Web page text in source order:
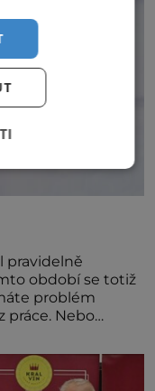
pravidelně
období se totiž
problém
práce. Nebo
s věkem jako
Cvičte